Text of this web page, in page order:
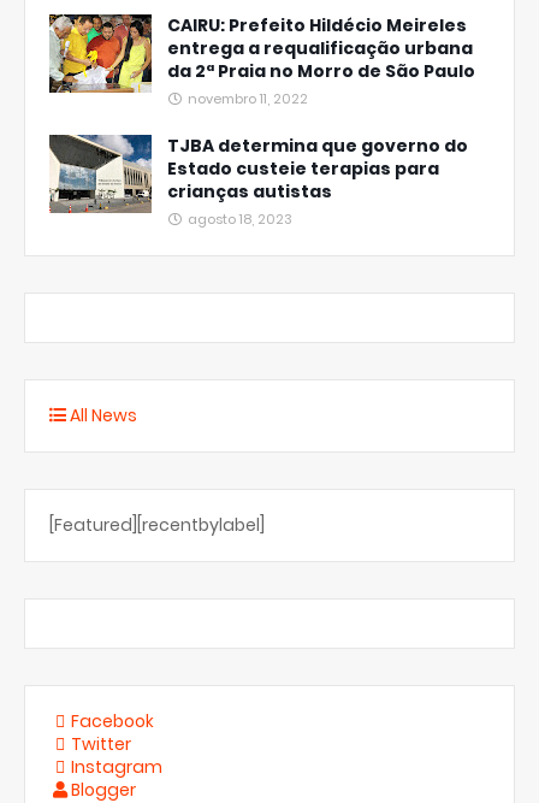
CAIRU: Prefeito Hildécio Meireles
entrega a requalificação urbana
da 2ª Praia no Morro de São Paulo
novembro 11, 2022
TJBA determina que governo do
Estado custeie terapias para
crianças autistas
agosto 18, 2023
All News
[Featured][recentbylabel]
Facebook
Twitter
Instagram
Blogger